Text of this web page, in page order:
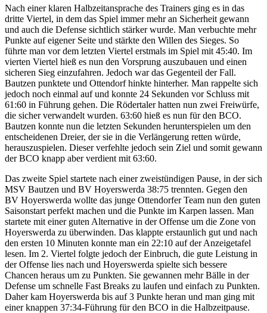
Nach einer klaren Halbzeitansprache des Trainers ging es in das
dritte Viertel, in dem das Spiel immer mehr an Sicherheit gewann
und auch die Defense sichtlich stärker wurde. Man verbuchte mehr
Punkte auf eigener Seite und stärkte den Willen des Sieges. So
führte man vor dem letzten Viertel erstmals im Spiel mit 45:40. Im
vierten Viertel hieß es nun den Vorsprung auszubauen und einen
sicheren Sieg einzufahren. Jedoch war das Gegenteil der Fall.
Bautzen punktete und Ottendorf hinkte hinterher. Man rappelte sich
jedoch noch einmal auf und konnte 24 Sekunden vor Schluss mit
61:60 in Führung gehen. Die Rödertaler hatten nun zwei Freiwürfe,
die sicher verwandelt wurden. 63:60 hieß es nun für den BCO.
Bautzen konnte nun die letzten Sekunden herunterspielen um den
entscheidenen Dreier, der sie in die Verlängerung retten würde,
herauszuspielen. Dieser verfehlte jedoch sein Ziel und somit gewann
der BCO knapp aber verdient mit 63:60.
Das zweite Spiel startete nach einer zweistündigen Pause, in der sich
MSV Bautzen und BV Hoyerswerda 38:75 trennten. Gegen den
BV Hoyerswerda wollte das junge Ottendorfer Team nun den guten
Saisonstart perfekt machen und die Punkte im Karpen lassen. Man
startete mit einer guten Alternative in der Offense um die Zone von
Hoyerswerda zu überwinden. Das klappte erstaunlich gut und nach
den ersten 10 Minuten konnte man ein 22:10 auf der Anzeigetafel
lesen. Im 2. Viertel folgte jedoch der Einbruch, die gute Leistung in
der Offense lies nach und Hoyerswerda spielte sich bessere
Chancen heraus um zu Punkten. Sie gewannen mehr Bälle in der
Defense um schnelle Fast Breaks zu laufen und einfach zu Punkten.
Daher kam Hoyerswerda bis auf 3 Punkte heran und man ging mit
einer knappen 37:34-Führung für den BCO in die Halbzeitpause.